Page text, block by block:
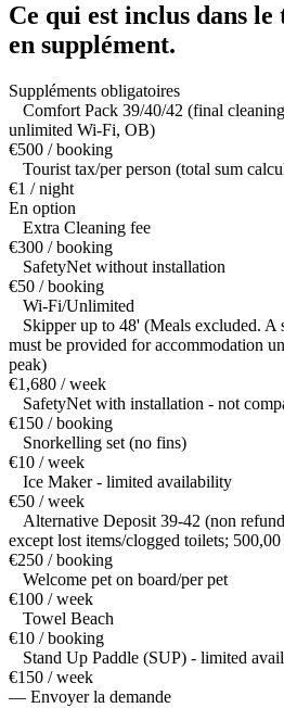
Ce qui est inclus dans
en supplément.
Suppléments obligatoires
Comfort Pack 39/40/42 (final
unlimited Wi-Fi, OB)
€500 / booking
Tourist tax/per person (total sum
€1 / night
En option
Extra Cleaning fee
€300 / booking
SafetyNet without installation
€50 / booking
Wi-Fi/Unlimited
Skipper up to 48' (Meals excluded. A
must be provided for accommodation
peak)
€1,680 / week
SafetyNet with installation - not
€150 / booking
Snorkelling set (no fins)
€10 / week
Ice Maker - limited availability
€50 / week
Alternative Deposit 39-42 (non
except lost items/clogged toilets;
€250 / booking
Welcome pet on board/per pet
€100 / week
Towel Beach
€10 / booking
Stand Up Paddle (SUP) - limited
€150 / week
— Envoyer la demande